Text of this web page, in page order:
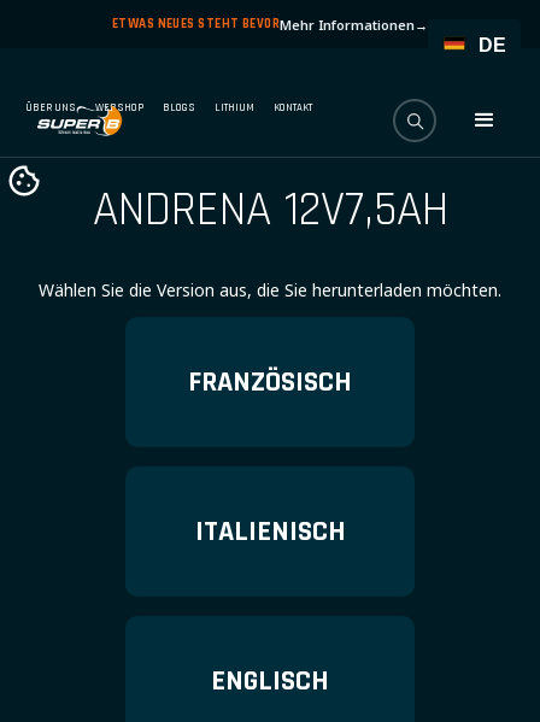
ETWAS NEUES STEHT BEVORMehr Informationen→
ÜBER UNS WEBSHOP BLOGS LITHIUM KONTAKT
ANDRENA 12V7,5AH
Wählen Sie die Version aus, die Sie herunterladen möchten.
FRANZÖSISCH
ITALIENISCH
ENGLISCH
DE